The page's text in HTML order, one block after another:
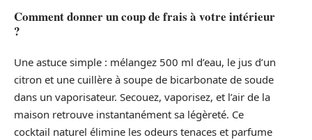
Comment donner un coup de frais à votre intérieur
?
Une astuce simple : mélangez 500 ml d’eau, le jus d’un
citron et une cuillère à soupe de bicarbonate de soude
dans un vaporisateur. Secouez, vaporisez, et l’air de la
maison retrouve instantanément sa légèreté. Ce
cocktail naturel élimine les odeurs tenaces et parfume